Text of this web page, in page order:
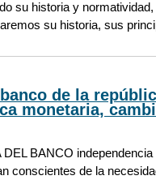
su historia y
su historia, sus
de la
monetaria,
DEL BANCO independencia
conscientes de la